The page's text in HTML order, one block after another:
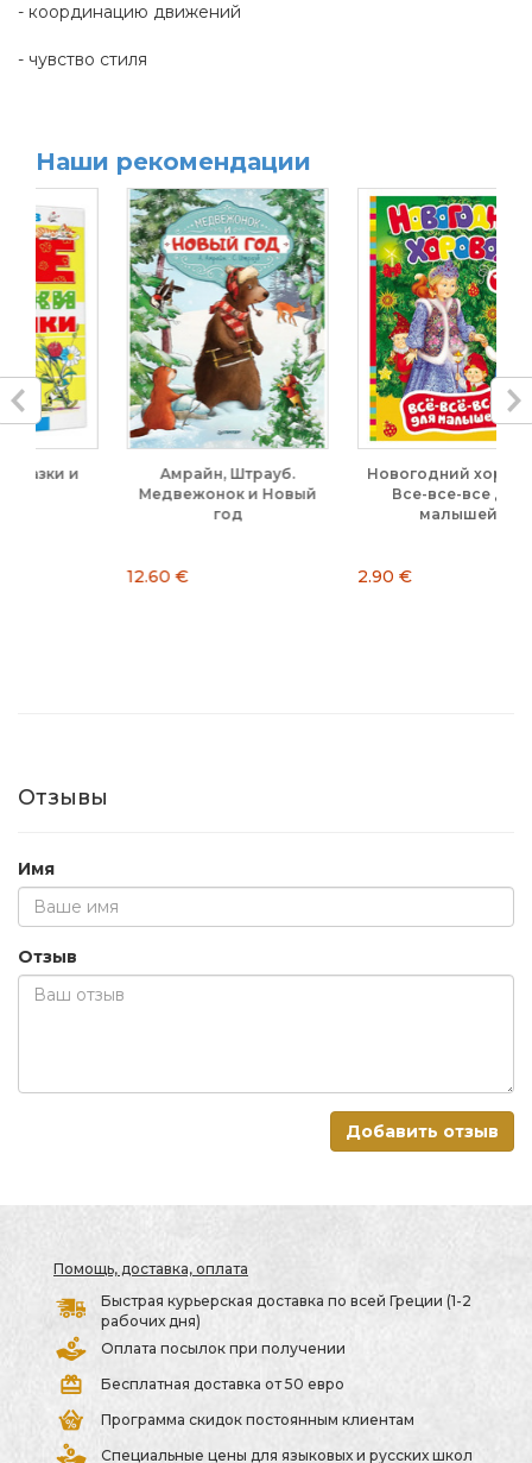
- координацию движений
- чувство стиля
Наши рекомендации
Новогодний хоровод.
Все-все-все для
малышей
2.90 €
Эпплгейт. Айван,
единственный и
неповторимый
12.90 €
Отзывы
Имя
Отзыв
Добавить отзыв
Помощь, доставка, оплата
Быстрая курьерская доставка по всей Греции (1-2
рабочих дня)
Оплата посылок при получении
Бесплатная доставка от 50 евро
Программа скидок постоянным клиентам
Специальные цены для языковых и русских школ